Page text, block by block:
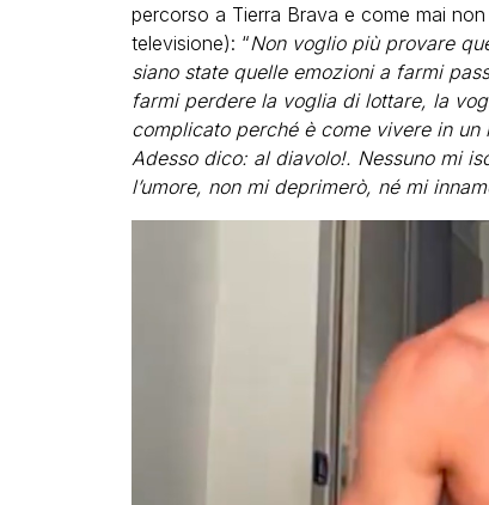
percorso a Tierra Brava e come mai
televisione): “Non voglio più provare
siano state quelle emozioni a farmi
farmi perdere la voglia di lottare, la
complicato perché è come vivere in un
Adesso dico: al diavolo!. Nessuno mi
l’umore, non mi deprimerò, né mi